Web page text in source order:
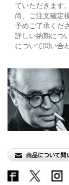
ていただきます。
尚、ご注文確定
予めご了承くだ
詳しい納期につ
について問い合